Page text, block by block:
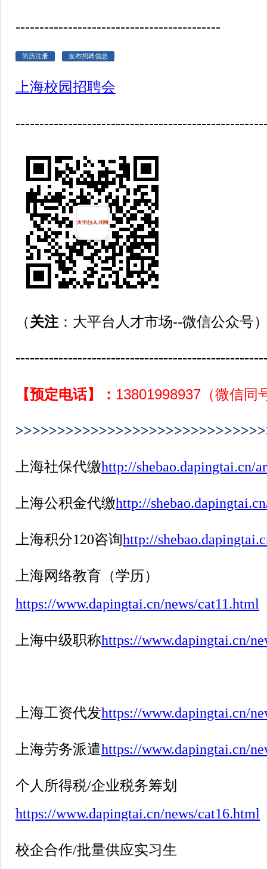
-------------------------------------------
简历注册 发布招聘信息
上海校园招聘会
（关注 ：大平台人才市场--微信公众号
【预定电话】： 13801998937（微信同
上海社保代缴http://shebao.dapingtai.cn/
上海公积金代缴http://
上海积分120咨询http://
上海网络教育（学历）
https://www.dapingtai.cn/news/cat11.html
上海中级职称https://www.dapingtai.cn/
上海工资代发https://www.dapingtai.cn/
上海劳务派遣https://www.dapingtai.cn/
个人所得税/企业税务筹划
https://www.dapingtai.cn/news/cat16.html
校企合作/批量供应实习生